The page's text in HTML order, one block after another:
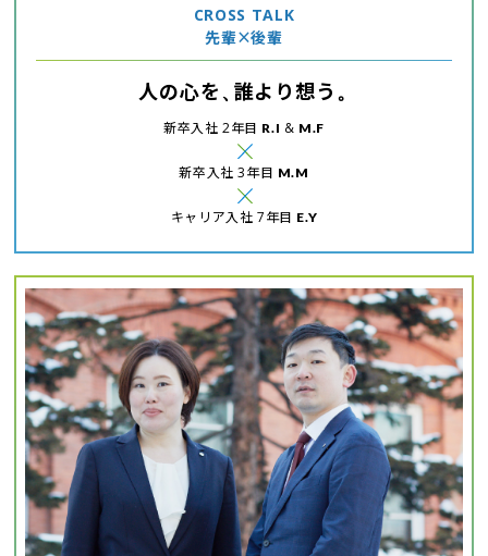
CROSS TALK
先輩×後輩
人の心を、誰より想う 。
新卒入社 2年目 R.I & M.F
新卒入社 3年目 M.M
キャリア入社 7年目 E.Y